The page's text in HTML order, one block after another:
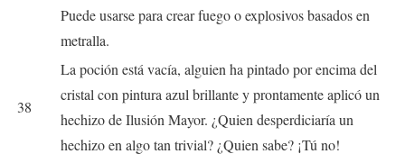
Puede usarse para crear fuego o explosivos basados en
metralla.
38
La poción está vacía, alguien ha pintado por encima del
cristal con pintura azul brillante y prontamente aplicó un
hechizo de Ilusión Mayor. ¿Quien desperdiciaría un
hechizo en algo tan trivial? ¿Quien sabe? ¡Tú no!